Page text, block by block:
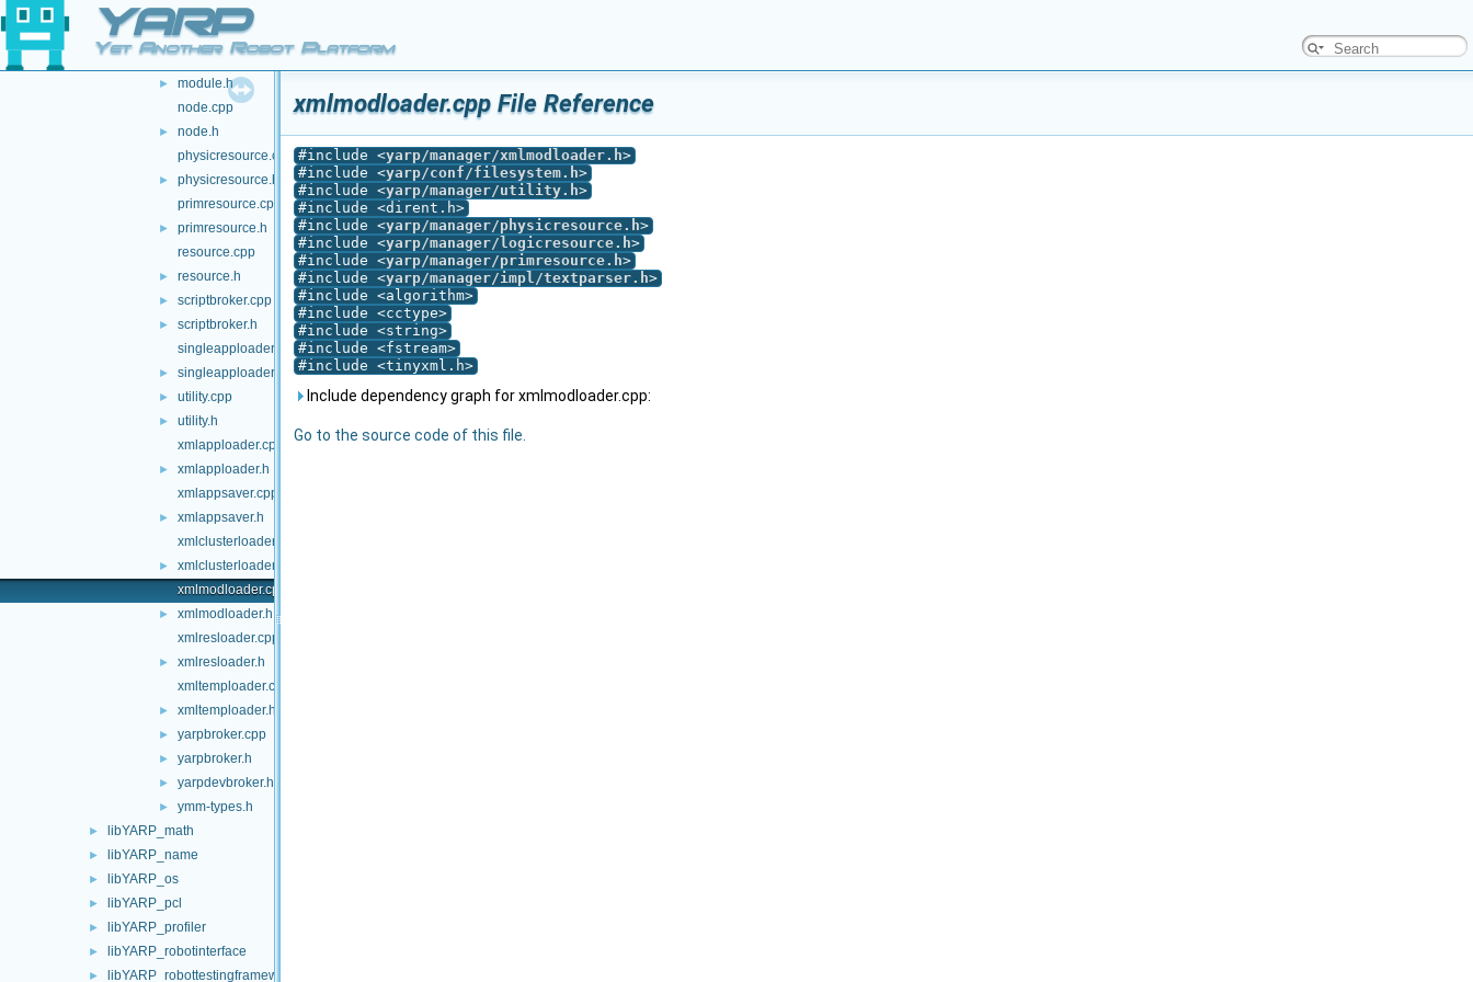
YARP
Yet Another Robot Platform
► manager.h
► manifestloader.h
module.cpp
►
module.h
node.cpp
►
node.h
physicresource.cpp
►
physicresource.h
primresource.cpp
►
primresource.h
resource.cpp
► resource.h
► scriptbroker.cpp
►
scriptbroker.h
singleapploader.cpp
► singleapploader.h
► utility.cpp
►
utility.h
xmlapploader.cpp
►
xmlapploader.h
xmlappsaver.cpp
►
xmlappsaver.h
xmlclusterloader.cpp
►
xmlclusterloader.h
xmlmodloader.cpp
►
xmlmodloader.h
xmlresloader.cpp
►
xmlresloader.h
xmltemploader.cpp
► xmltemploader.h
► yarpbroker.cpp
► yarpbroker.h
► yarpdevbroker.h
► ymm-types.h
► libYARP_math
► libYARP_name
► libYARP_os
► libYARP_pcl
► libYARP_profiler
► libYARP_robotinterface
► libYARP_robottestingframework
xmlmodloader.cpp File Reference
#include <yarp/manager/xmlmodloader.h>
#include <yarp/conf/filesystem.h>
#include <yarp/manager/utility.h>
#include <dirent.h>
#include <yarp/manager/physicresource.h>
#include <yarp/manager/logicresource.h>
#include <yarp/manager/primresource.h>
#include <yarp/manager/impl/textparser.h>
#include <algorithm>
#include <cctype>
#include <string>
#include <fstream>
#include <tinyxml.h>
Include dependency graph for xmlmodloader.cpp:
Go to the source code of this file.